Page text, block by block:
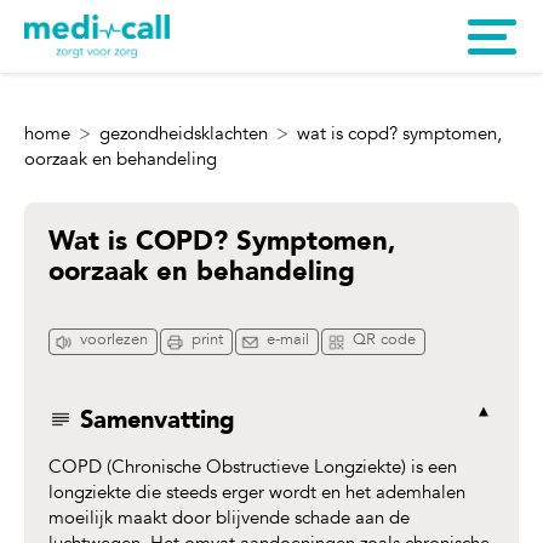
home gezondheidsklachten
wat is copd? symptomen,
oorzaak en behandeling
Wat is COPD? Symptomen,
oorzaak en behandeling
voorlezen print e-mail QR code
Samenvatting
COPD (Chronische Obstructieve Longziekte) is een
longziekte die steeds erger wordt en het ademhalen
moeilijk maakt door blijvende schade aan de